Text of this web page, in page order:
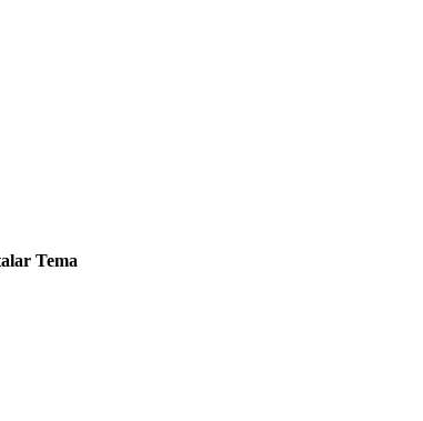
Tema